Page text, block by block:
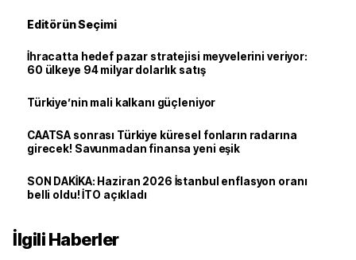
Editörün Seçimi
İhracatta hedef pazar stratejisi meyvelerini veriyor:
60 ülkeye 94 milyar dolarlık satış
Türkiye’nin mali kalkanı güçleniyor
CAATSA sonrası Türkiye küresel fonların radarına
girecek! Savunmadan finansa yeni eşik
SON DAKİKA: Haziran 2026 İstanbul enflasyon oranı
belli oldu! İTO açıkladı
İlgili Haberler